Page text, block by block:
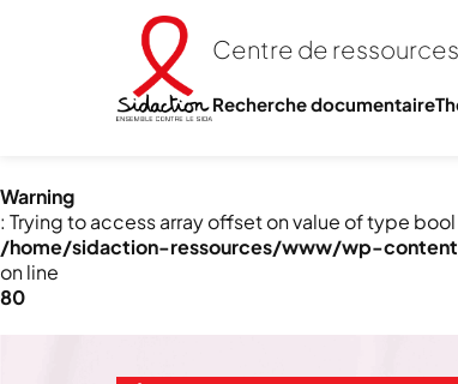
Warning
: Trying to access array offset on value of type
/home/sidaction-ressources/www/wp-
on line
80
Centre de ressources
Recherche documentaire